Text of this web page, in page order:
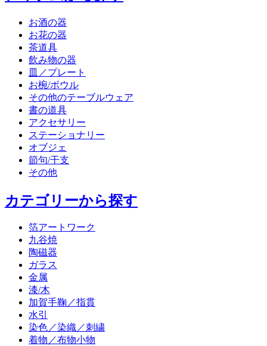
お酒の器
お花の器
茶道具
飲み物の器
皿／プレート
お椀/ボウル
その他のテーブルウェア
書の道具
アクセサリー
ステーショナリー
オブジェ
節句/干支
その他
カテゴリーから探す
箔アートワーク
九谷焼
陶磁器
ガラス
金属
漆/木
加賀手鞠／指貫
水引
染色／染織／刺繍
着物／布物小物